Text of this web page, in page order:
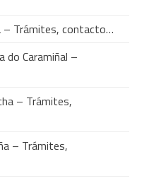
– Trámites, contacto…
do Caramiñal –
– Trámites,
– Trámites,